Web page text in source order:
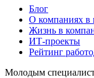
Блог
О компаниях в
Жизнь в
ИТ-проекты
Рейтинг
Молодым